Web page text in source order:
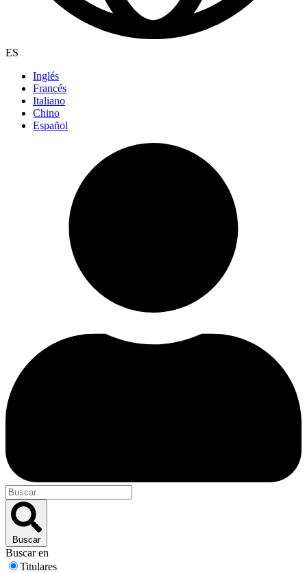
ES
Inglés
Francés
Italiano
Chino
Español
Buscar
Buscar en
Titulares